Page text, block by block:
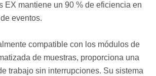
EX mantiene un 90 % de eficiencia en
eventos.
compatible con los módulos de
de muestras, proporciona una
trabajo sin interrupciones. Su sistema